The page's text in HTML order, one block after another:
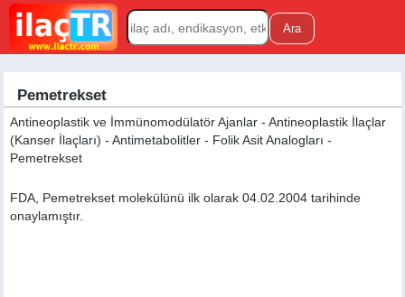
Pemetrekset
Antineoplastik ve İmmünomodülatör Ajanlar - Antineoplastik İlaçlar
(Kanser İlaçları) - Antimetabolitler - Folik Asit Analogları -
Pemetrekset
FDA, Pemetrekset molekülünü ilk olarak 04.02.2004 tarihinde
onaylamıştır.